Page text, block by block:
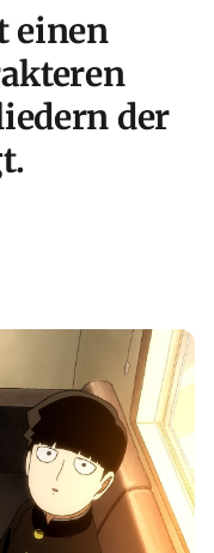
einen
der